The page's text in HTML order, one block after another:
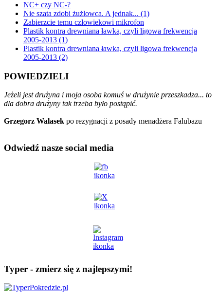
NC+ czy NC-?
Nie szata zdobi żużlowca. A jednak... (1)
Zabierzcie temu człowiekowi mikrofon
Plastik kontra drewniana ławka, czyli ligowa frekwencja
2005-2013 (1)
Plastik kontra drewniana ławka, czyli ligowa frekwencja
2005-2013 (2)
POWIEDZIELI
Jeżeli jest drużyna i moja osoba komuś w drużynie przeszkadza... to
dla dobra drużyny tak trzeba było postąpić.
Grzegorz Walasek po rezygnacji z posady menadżera Falubazu
Odwiedź nasze social media
Typer - zmierz się z najlepszymi!